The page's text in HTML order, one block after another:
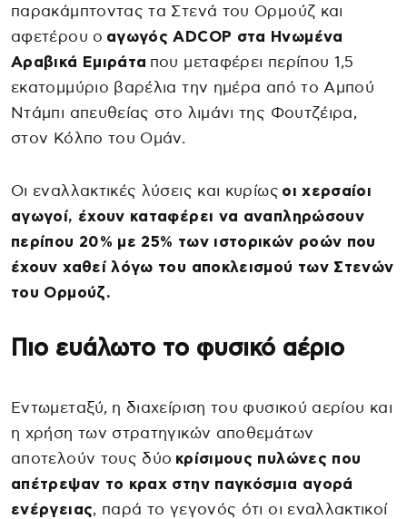
παρακάμπτοντας τα Στενά του Ορμούζ και
αφετέρου ο αγωγός ADCOP στα Ηνωμένα
Αραβικά Εμιράτα που μεταφέρει περίπου 1,5
εκατομμύριο βαρέλια την ημέρα από το Αμπού
Ντάμπι απευθείας στο λιμάνι της Φουτζέιρα,
στον Κόλπο του Ομάν.
Οι εναλλακτικές λύσεις και κυρίως οι χερσαίοι
αγωγοί, έχουν καταφέρει να αναπληρώσουν
περίπου 20% με 25% των ιστορικών ροών που
έχουν χαθεί λόγω του αποκλεισμού των Στενών
του Ορμούζ.
Πιο ευάλωτο το φυσικό αέριο
Εντωμεταξύ, η διαχείριση του φυσικού αερίου και
η χρήση των στρατηγικών αποθεμάτων
αποτελούν τους δύο κρίσιμους πυλώνες που
απέτρεψαν το κραχ στην παγκόσμια αγορά
ενέργειας, παρά το γεγονός ότι οι εναλλακτικοί